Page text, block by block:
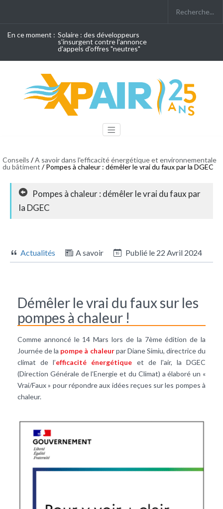
En ce moment : Solaire : des développeurs
s'insurgent contre l'annonce
d'appels d'offres "neutres"
Conseils /A savoir dans l'efficacité énergétique et environnementale
du bâtiment / Pompes à chaleur : démêler le vrai du faux par la DGEC
Pompes à chaleur : démêler le vrai du faux par
la DGEC
Actualités A savoir Publié le 22 Avril 2024
Démêler le vrai du faux sur les
pompes à chaleur !
Comme annoncé le 14 Mars lors de la 7ème édition de la
Journée de la pompe à chaleurpar Diane Simiu, directrice du
climat de l’efficacité énergétique et de l'air, la DGEC
(Direction Générale de l’Energie et du Climat) a élaboré un «
Vrai/Faux » pour répondre aux idées reçues sur les pompes à
chaleur.